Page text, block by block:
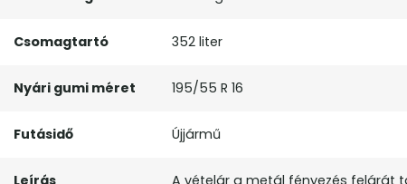
Csomagtartó 352 liter
Nyári gumi méret 195/55 R 16
Futásidő Újjármű